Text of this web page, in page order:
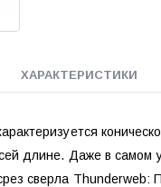
ХАРАКТЕРИСТИКИ
длине. Даже в самом
сверла Thunderweb: